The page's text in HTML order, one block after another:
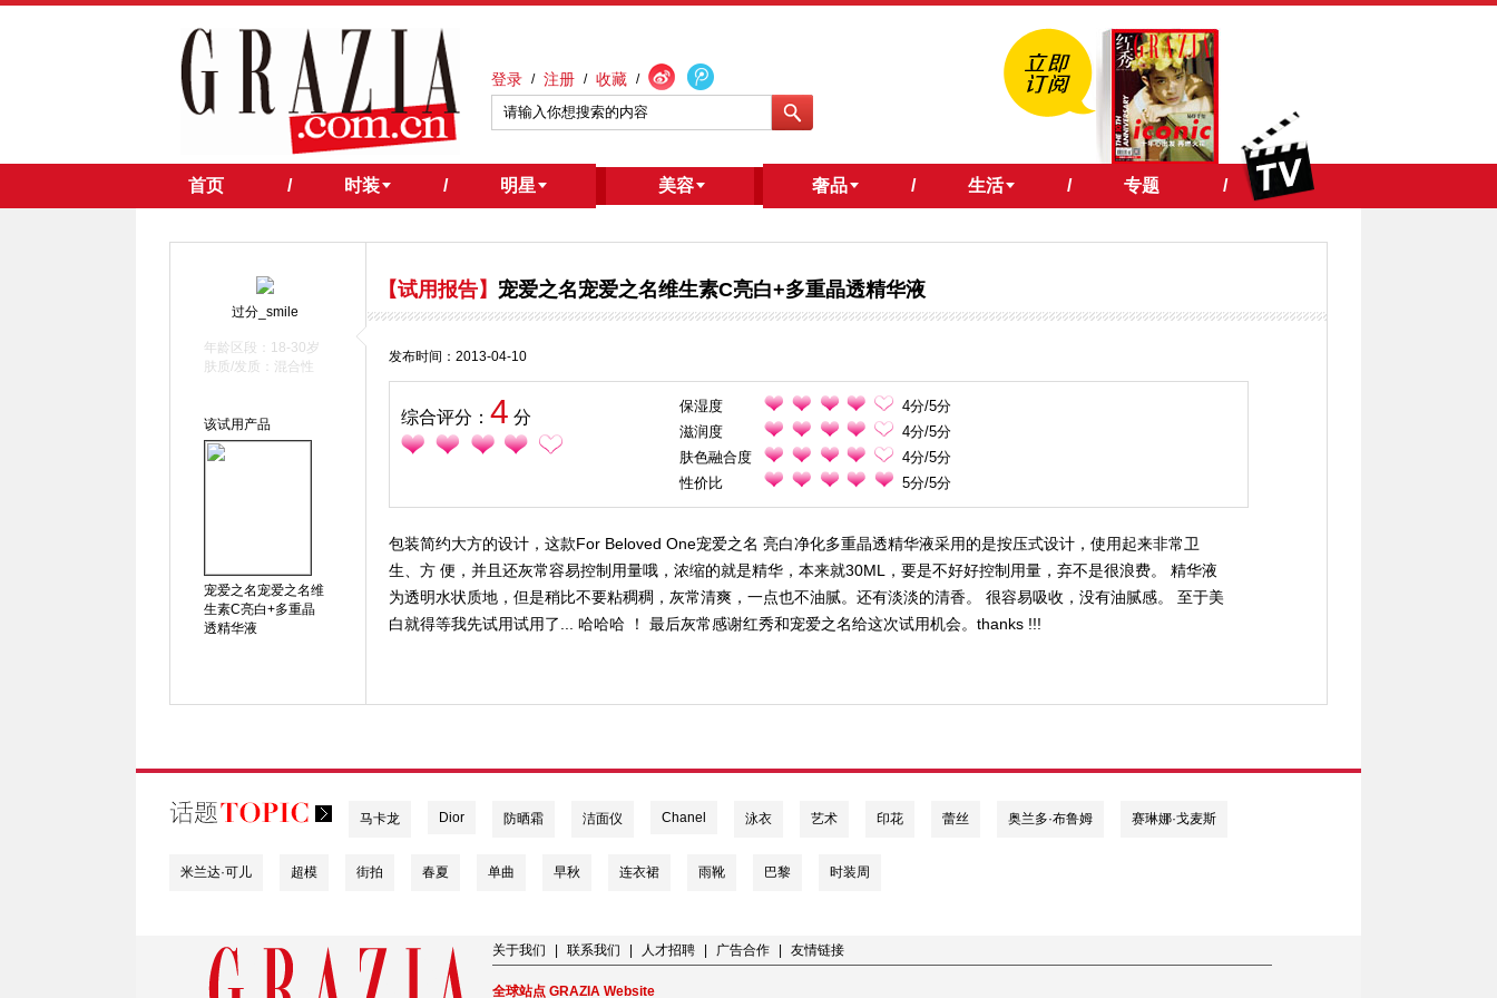
登录 / 注册 / 收藏 /
首页 / 时装 / 明星 美容 奢品 / 生活 / 专题 /
过分_smile
年龄区段：18-30岁
肤质/发质：混合性
该试用产品
宠爱之名宠爱之名维
生素C亮白+多重晶
透精华液
【试用报告】 宠爱之名宠爱之名维生素C亮白+多重晶透精华液
发布时间：2013-04-10
综合评分： 4 分
保湿度
4分/5分
滋润度
4分/5分
肤色融合度
4分/5分
性价比
5分/5分
包装简约大方的设计，这款For Beloved One宠爱之名 亮白净化多重晶透精华液采用的是按压式设计，使用起来非常卫
生、方 便，并且还灰常容易控制用量哦，浓缩的就是精华，本来就30ML，要是不好好控制用量，弃不是很浪费。 精华液
为透明水状质地，但是稍比不要粘稠稠，灰常清爽，一点也不油腻。还有淡淡的清香。 很容易吸收，没有油腻感。 至于美
白就得等我先试用试用了... 哈哈哈 ！ 最后灰常感谢红秀和宠爱之名给这次试用机会。thanks !!!
马卡龙 Dior 防晒霜 洁面仪 Chanel 泳衣 艺术 印花 蕾丝 奥兰多·布鲁姆 赛琳娜·戈麦斯
米兰达·可儿 超模 街拍 春夏 单曲 早秋 连衣裙 雨靴 巴黎 时装周
关于我们 联系我们 人才招聘 广告合作 友情链接
全球站点 GRAZIA Website